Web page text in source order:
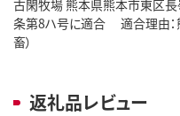
古閑牧場 熊本県熊本市東区
条第8ハ号に適合 適合理由：
畜）
返礼品レビュー